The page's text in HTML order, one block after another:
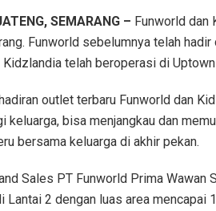
SEMARANG – Funworld dan
Funworld sebelumnya telah
Kidzlandia telah beroperasi di
outlet terbaru Funworld dan
keluarga, bisa menjangkau dan
bersama keluarga di akhir pekan.
Sales PT Funworld Prima Wawan
Lantai 2 dengan luas area